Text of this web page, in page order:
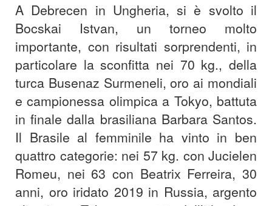
A Debrecen in Ungheria, si è svolto il
Bocskai Istvan, un torneo molto
importante, con risultati sorprendenti, in
particolare la sconfitta nei 70 kg., della
turca Busenaz Surmeneli, oro ai mondiali
e campionessa olimpica a Tokyo, battuta
in finale dalla brasiliana Barbara Santos.
Il Brasile al femminile ha vinto in ben
quattro categorie: nei 57 kg. con Jucielen
Romeu, nei 63 con Beatrix Ferreira, 30
anni, oro iridato 2019 in Russia, argento